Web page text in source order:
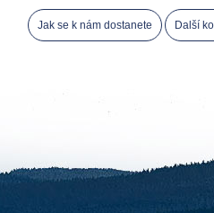
Jak se k nám dostanete Další